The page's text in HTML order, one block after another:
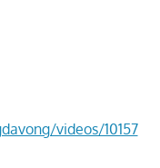
videos/10157